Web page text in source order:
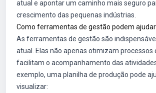
atual e apontar um caminho mais seguro
crescimento das pequenas indústrias.
Como ferramentas de gestão podem ajudar
As ferramentas de gestão são
atual. Elas não apenas otimizam
facilitam o acompanhamento das
exemplo, uma planilha de produção pode
visualizar: